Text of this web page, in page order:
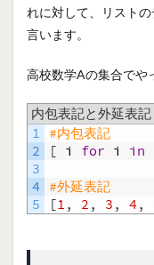
れに対して、リスト
言います。
高校数学Aの集合でや
内包表記と外延表記
1
2
3
4
5
#内包表記
[ i for i in
#外延表記
[1, 2, 3, 4,